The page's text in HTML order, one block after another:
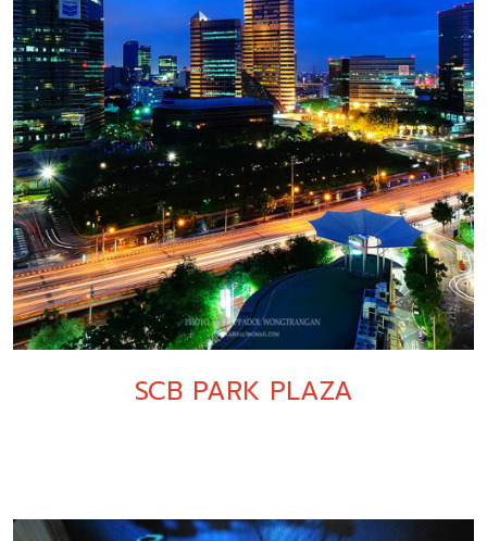
SCB PARK PLAZA